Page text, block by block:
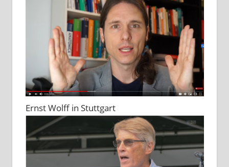
Ernst Wolff in Stuttgart